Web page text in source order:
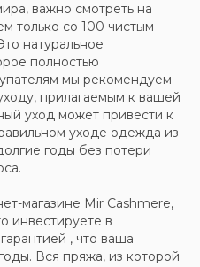
важно смотреть на
только со 100 чистым
натуральное
полностью
мы рекомендуем
прилагаемым к вашей
уход может привести к
уходе одежда из
годы без потери
магазине Mir Cashmere,
инвестируете в
, что ваша
Вся пряжа, из которой